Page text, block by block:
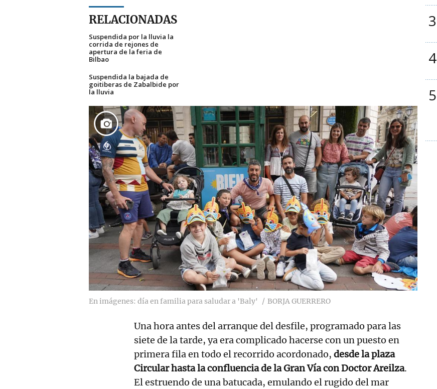
RELACIONADAS
Suspendida por la lluvia la
corrida de rejones de
apertura de la feria de
Bilbao
Suspendida la bajada de
goitiberas de Zabalbide por
la lluvia
6
En imágenes: día en familia para saludar a 'Baly' BORJA GUERRERO
Una hora antes del arranque del desfile, programado para las
siete de la tarde, ya era complicado hacerse con un puesto en
primera fila en todo el recorrido acordonado, desde la plaza
Circular hasta la confluencia de la Gran Vía con Doctor Areilza.
El estruendo de una batucada, emulando el rugido del mar
3
4
5